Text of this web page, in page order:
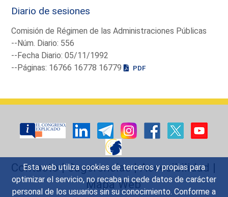
Esta web utiliza cookies de terceros y propias para
optimizar el servicio, no recaba ni cede datos de carácter
personal de los usuarios sin su conocimiento. Conforme a
Diario de sesiones
Comisión de Régimen de las Administraciones Públicas
--Núm. Diario: 556
--Fecha Diario: 05/11/1992
--Páginas: 16766 16778 16779
PDF
Contacto|Sugerencias|Accesibilidad |
Mapa Web